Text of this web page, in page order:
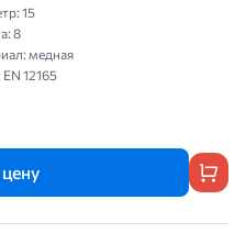
15
8
медная
12165